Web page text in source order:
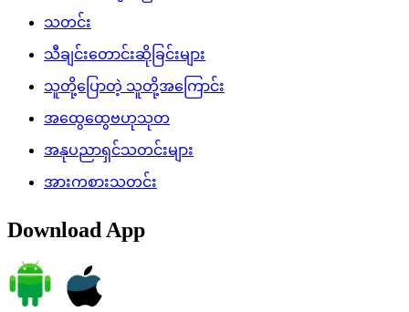
သတင်း
သီချင်းတောင်းဆိုခြင်းများ
သူတို့ပြောတဲ့ သူတို့အကြောင်း
အထွေထွေဗဟုသုတ
အနုပညာရှင်သတင်းများ
အားကစားသတင်း
Download App